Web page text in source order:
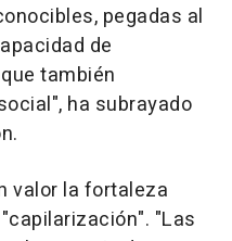
pegadas al
de
también
ha subrayado
valor la fortaleza
"Las